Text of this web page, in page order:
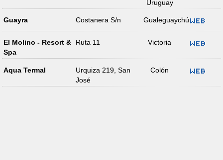
Uruguay
Guayra Costanera S/n Gualeguaychú
El Molino - Resort &
Spa
Ruta 11 Victoria
Aqua Termal
Urquiza 219, San
José
Colón